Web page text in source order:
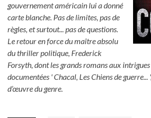
gouvernement américain lui a donné
carte blanche. Pas de limites, pas de
règles, et surtout... pas de questions.
Le retour en force du maître absolu
du thriller politique, Frederick
Forsyth, dont les grands romans aux
documentées ' Chacal, Les Chiens de guerre...
d’œuvre du genre.